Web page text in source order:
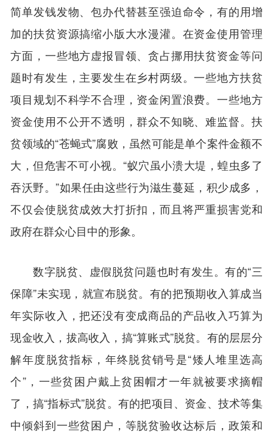
简单发钱发物、包办代替甚至强迫命令，有的用增
加的扶贫资源搞缩小版大水漫灌。在资金使用管理
方面，一些地方虚报冒领、贪占挪用扶贫资金等问
题时有发生，主要发生在乡村两级。一些地方扶贫
项目规划不科学不合理，资金闲置浪费。一些地方
资金使用不公开不透明，群众不知晓、难监督。扶
贫领域的“苍蝇式”腐败，虽然可能是单个案件金额不
大，但危害不可小视。“蚁穴虽小溃大堤，蝗虫多了
吞沃野。”如果任由这些行为滋生蔓延，积少成多，
不仅会使脱贫成效大打折扣，而且将严重损害党和
政府在群众心目中的形象。
数字脱贫、虚假脱贫问题也时有发生。有的“三
保障”未实现，就宣布脱贫。有的把预期收入算成当
年实际收入，把还没有变成商品的产品收入巧算为
现金收入，拔高收入，搞“算账式”脱贫。有的层层分
解年度脱贫指标，年终脱贫销号是“矮人堆里选高
个”，一些贫困户戴上贫困帽才一年就被要求摘帽
了，搞“指标式”脱贫。有的把项目、资金、技术等集
中倾斜到一些贫困户，等脱贫验收达标后，政策和